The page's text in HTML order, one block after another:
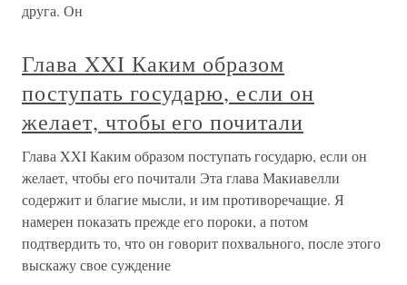
друга. Он
Глава XXI Каким образом
поступать государю, если он
желает, чтобы его почитали
Глава XXI Каким образом поступать государю, если он
желает, чтобы его почитали Эта глава Макиавелли
содержит и благие мысли, и им противоречащие. Я
намерен показать прежде его пороки, а потом
подтвердить то, что он говорит похвального, после этого
выскажу свое суждение